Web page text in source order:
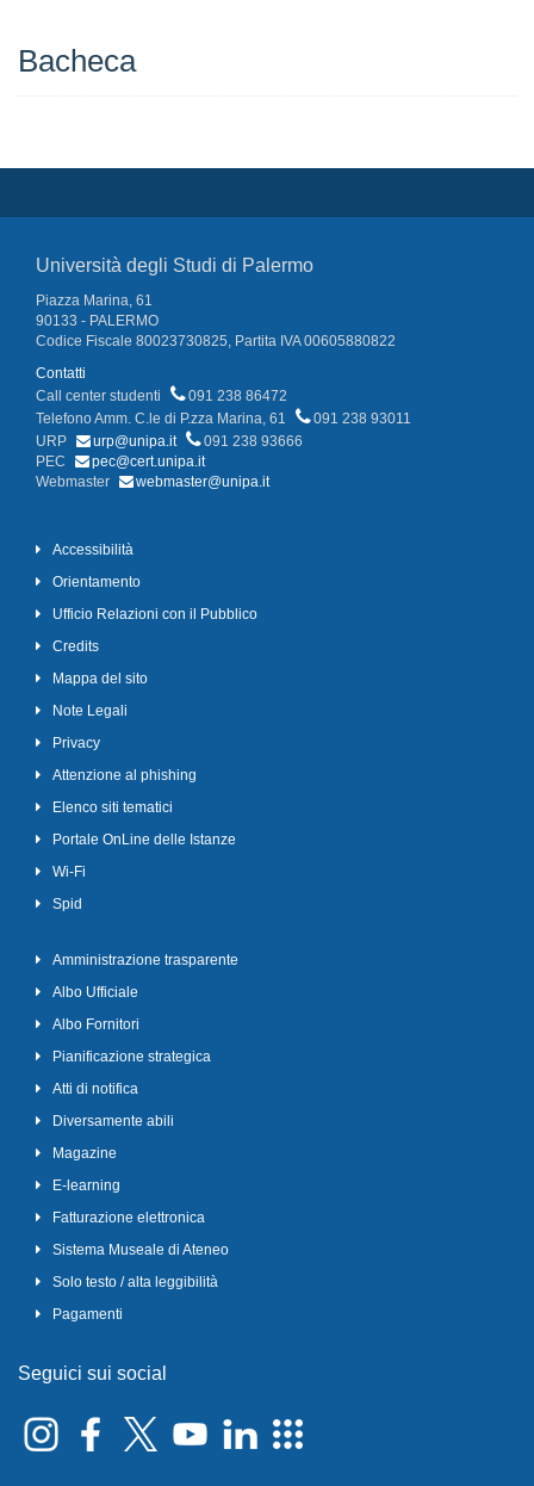
Bacheca
Università degli Studi di Palermo
Piazza Marina, 61
90133 - PALERMO
Codice Fiscale 80023730825, Partita IVA 00605880822
Contatti
Call center studenti
091 238 86472
Telefono Amm. C.le di P.zza Marina, 61
091 238 93011
URP
urp@unipa.it
091 238 93666
PEC
pec@cert.unipa.it
Webmaster
webmaster@unipa.it
Accessibilità
Orientamento
Ufficio Relazioni con il Pubblico
Credits
Mappa del sito
Note Legali
Privacy
Attenzione al phishing
Elenco siti tematici
Portale OnLine delle Istanze
Wi-Fi
Spid
Amministrazione trasparente
Albo Ufficiale
Albo Fornitori
Pianificazione strategica
Atti di notifica
Diversamente abili
Magazine
E-learning
Fatturazione elettronica
Sistema Museale di Ateneo
Solo testo / alta leggibilità
Pagamenti
Seguici sui social